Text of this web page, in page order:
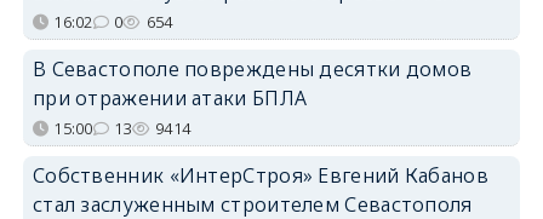
16:02 0 654
В Севастополе повреждены десятки домов
при отражении атаки БПЛА
15:00 13 9414
Собственник «ИнтерСтроя» Евгений Кабанов
стал заслуженным строителем Севастополя